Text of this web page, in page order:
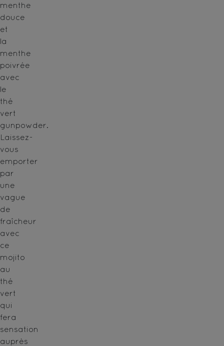
menthe
douce
et
la
menthe
poivrée
avec
le
thé
vert
gunpowder.
Laissez-
vous
emporter
par
une
vague
de
fraîcheur
avec
ce
mojito
au
thé
vert
qui
fera
sensation
auprès